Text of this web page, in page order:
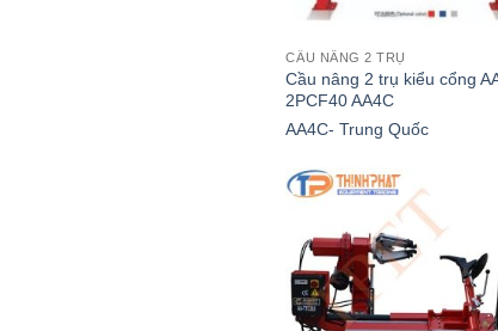
CẦU NÂNG 2 TRỤ
Cầu nâng 2 trụ kiểu cổng
2PCF40 AA4C
AA4C- Trung Quốc